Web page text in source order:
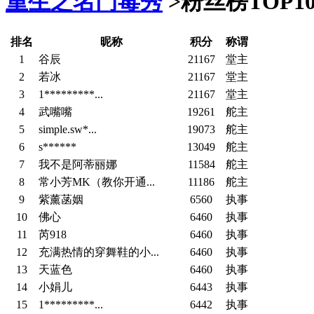
排名 昵称 积分
称谓
1
谷辰 21167
堂主
2
若冰 21167
堂主
3
1*********... 21167
堂主
4
武嘴嘴 19261
舵主
5
simple.sw*... 19073
舵主
6
s****** 13049
舵主
7
我不是阿蒂丽娜 11584
舵主
8
常小芳MK（教你开通... 11186
舵主
9
紫薰菡姻 6560
执事
10
佛心 6460
执事
11
芮918 6460
执事
12
充满热情的穿舞鞋的小... 6460
执事
13
天蓝色 6460
执事
14
小娟儿 6443
执事
15
1*********... 6442 执事